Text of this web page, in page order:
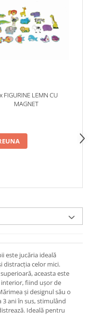
FIGURINE LEMN CU
MAGNET
este jucăria ideală
distracția celor mici.
aceasta este
fiind ușor de
și designul său o
ani în sus, stimulând
Ideală pentru